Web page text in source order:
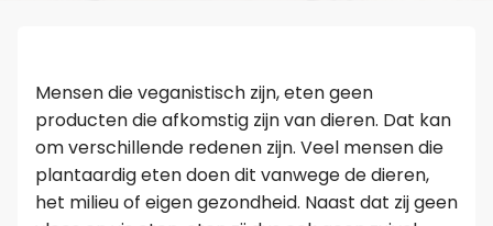
Kooktips & blogs
Mensen die veganistisch zijn, eten geen
producten die afkomstig zijn van dieren. Dat kan
om verschillende redenen zijn. Veel mensen die
plantaardig eten doen dit vanwege de dieren,
het milieu of eigen gezondheid. Naast dat zij geen